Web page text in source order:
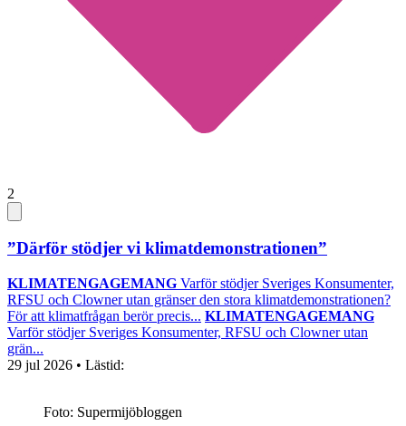
2
”Därför stödjer vi klimatdemonstrationen”
KLIMATENGAGEMANG Varför stödjer Sveriges Konsumenter,
RFSU och Clowner utan gränser den stora klimatdemonstrationen?
För att klimatfrågan berör precis... KLIMATENGAGEMANG
Varför stödjer Sveriges Konsumenter, RFSU och Clowner utan
grän...
29 jul 2026 • Lästid:
Foto: Supermijöbloggen